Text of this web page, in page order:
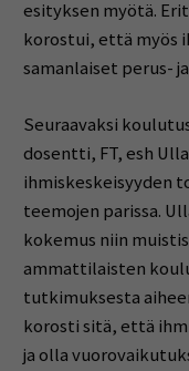
esityksen myötä.
korostui, että myös
samanlaiset perus-
Seuraavaksi
dosentti, FT, esh
ihmiskeskeisyyden
teemojen parissa.
kokemus niin
ammattilaisten
tutkimuksesta
korosti sitä, että
ja olla